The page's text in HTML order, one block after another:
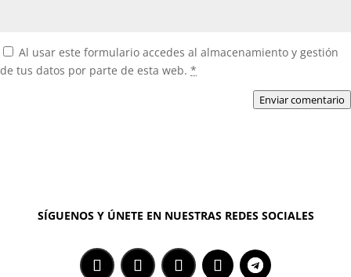
Al usar este formulario accedes al almacenamiento y gestión
de tus datos por parte de esta web. *
Enviar comentario
SÍGUENOS Y ÚNETE EN NUESTRAS REDES SOCIALES